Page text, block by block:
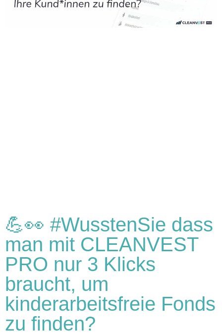
💪👀 #WusstenSie dass
man mit CLEANVEST
PRO nur 3 Klicks
braucht, um
kinderarbeitsfreie Fonds
zu finden?